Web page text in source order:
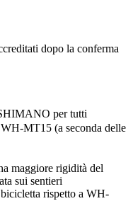
dopo la conferma
per tutti
MT15 (a seconda delle
maggiore rigidità del
sui sentieri
rispetto a WH-